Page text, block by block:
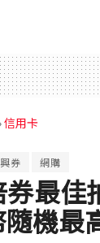
信用卡
券 網購
最佳
隨機最